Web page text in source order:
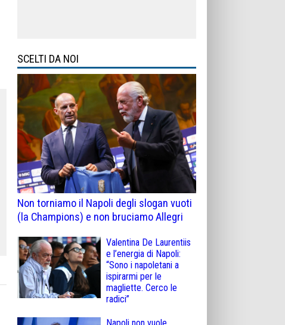
SCELTI DA NOI
Non torniamo il Napoli degli slogan vuoti
(la Champions) e non bruciamo Allegri
Valentina De Laurentiis
e l’energia di Napoli:
“Sono i napoletani a
ispirarmi per le
magliette. Cerco le
radici”